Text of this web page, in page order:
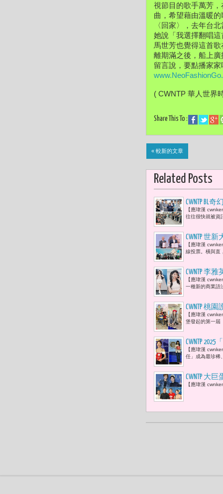
視節目的歌手萬芳
曲，希望藉由溫暖
〈回家〉，去年台
她說「我選擇翻唱
馬世芳也覺得這首
離期滿之後，船上
留言說，要點播家
( CWNTP 華人世界
Share This To :
« 較新的文章
Related Posts
CWNTP
轉舵啟航
【應瑋漢
往往很快就被資
CWNTP 世
手機的物
【應瑋漢
線投票。橫與直
CWNTP 李
數，而是
【應瑋漢
一種新的商業語
CWNTP 桃
驅車競技
【應瑋漢
堡發起的第一屆
CWNTP
AI最難的
【應瑋漢
任」成為最珍稀
CWNTP 大
藝人現身
【應瑋漢